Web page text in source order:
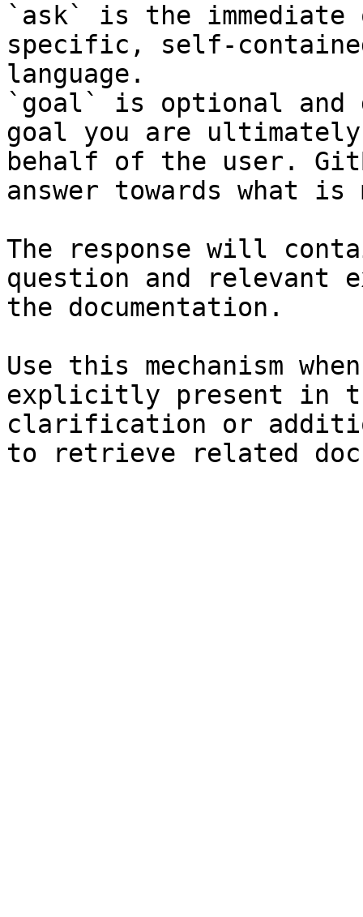
`ask` is the
specific, self-
language.
`goal` is optional and
goal you are
behalf of the user.
answer towards what
The response will
question and relevant
the documentation.
Use this mechanism
explicitly present in
clarification or